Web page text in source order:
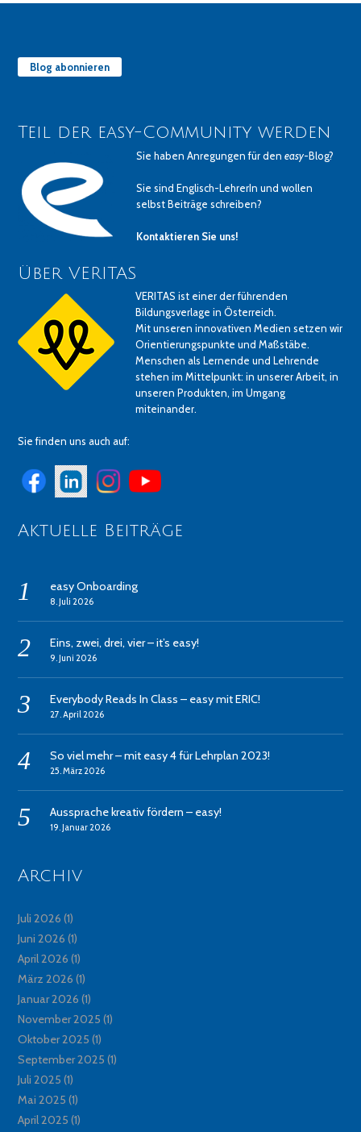
Blog abonnieren
Teil der easy-Community werden
Sie haben Anregungen für deneasy-Blog?
Sie sind Englisch-LehrerIn und wollen
selbst Beiträge schreiben?
Kontaktieren Sie uns!
Über VERITAS
VERITAS ist einer der führenden
Bildungsverlage in Österreich.
Mit unseren innovativen Medien setzen wir
Orientierungspunkte und Maßstäbe.
Menschen als Lernende und Lehrende
stehen im Mittelpunkt: in unserer Arbeit, in
unseren Produkten, im Umgang
miteinander.
Sie finden uns auch auf:
Aktuelle Beiträge
easy Onboarding
8. Juli 2026
Eins, zwei, drei, vier – it’s easy!
9. Juni 2026
Everybody Reads In Class – easy mit ERIC!
27. April 2026
So viel mehr – mit easy 4 für Lehrplan 2023!
25. März 2026
Aussprache kreativ fördern – easy!
19. Januar 2026
Archiv
Juli 2026 (1)
Juni 2026 (1)
April 2026 (1)
März 2026 (1)
Januar 2026 (1)
November 2025 (1)
Oktober 2025 (1)
September 2025 (1)
Juli 2025 (1)
Mai 2025 (1)
April 2025 (1)